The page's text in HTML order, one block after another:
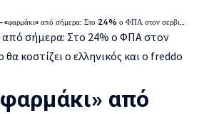
από σήμερα: Στο 24% ο ΦΠΑ στον σερβιριζόμενο – Πόσο θα κοστίζει ο ελληνικός και ο freddo
από